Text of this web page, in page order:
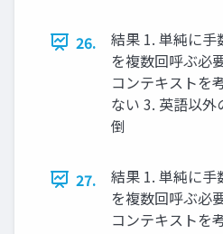
26.
結果 1. 単純に手
を複数回呼ぶ必
コンテキストを
ない 3. 英語以
倒
27.
結果 1. 単純に手
を複数回呼ぶ必
コンテキストを